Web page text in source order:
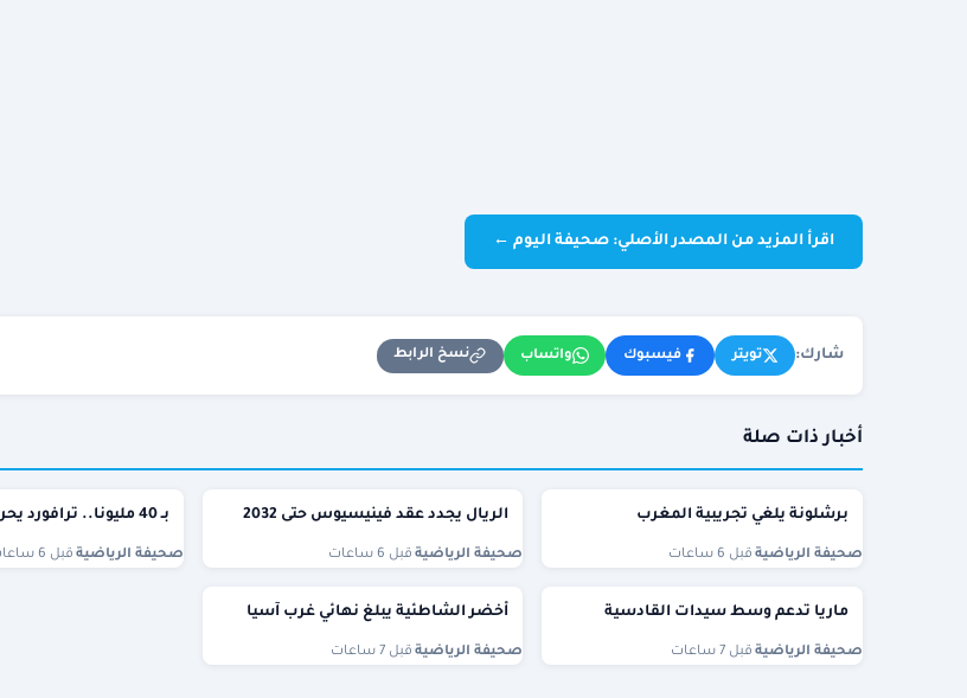
اقرأ المزيد من المصدر الأصلي: صحيفة اليوم ←
شارك: تويتر فيسبوك واتساب نسخ الرابط
أخبار ذات صلة
برشلونة يلغي تجريبية المغرب
صحيفة الرياضية قبل 6 ساعات
الريال يجدد عقد فينيسيوس حتى 2032
صحيفة الرياضية· قبل 6 ساعات
بـ 40 مليونا.. ترافورد يحرس شباك ليدز
صحيفة الرياضية قبل 6 ساعات
ماريا تدعم وسط سيدات القادسية
صحيفة الرياضية قبل 7 ساعات
أخضر الشاطئية يبلغ نهائي غرب آسيا
صحيفة الرياضية· قبل 7 ساعات